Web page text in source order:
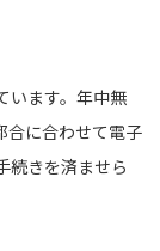
います。年中無
合に合わせて電子
続きを済ませら